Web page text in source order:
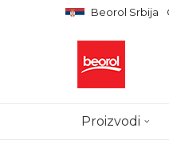
Beorol Srbija
Proizvodi